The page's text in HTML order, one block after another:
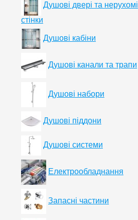
Душові двері та нерухомі
стінки
Душові кабіни
Душові канали та трапи
Душові набори
Душові піддони
Душові системи
Електрообладнання
Запасні частини